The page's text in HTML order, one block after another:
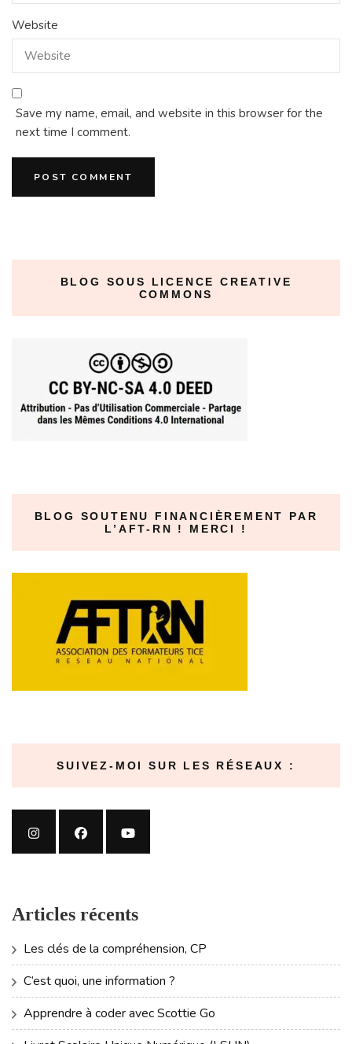
Website
Save my name, email, and website in this browser for the
next time I comment.
BLOG SOUS LICENCE CREATIVE
COMMONS
BLOG SOUTENU FINANCIÈREMENT PAR
L’AFT-RN ! MERCI !
SUIVEZ-MOI SUR LES RÉSEAUX :
Articles récents
Les clés de la compréhension, CP
C’est quoi, une information ?
Apprendre à coder avec Scottie Go